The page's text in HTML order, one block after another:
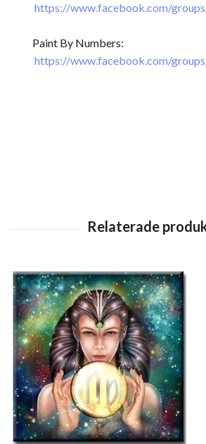
https://www.facebook.com/
Paint By Numbers:
https://www.facebook.com/